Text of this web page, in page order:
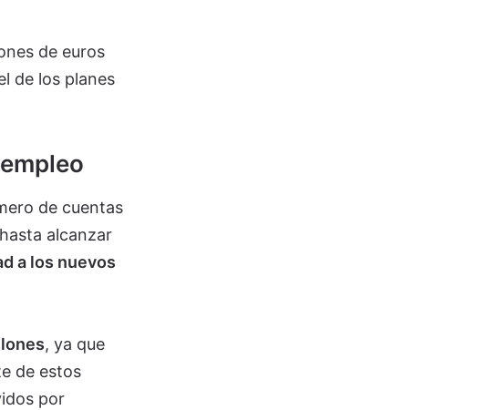
de euros
de los planes
de cuentas
alcanzar
a los nuevos
, ya que
de estos
por